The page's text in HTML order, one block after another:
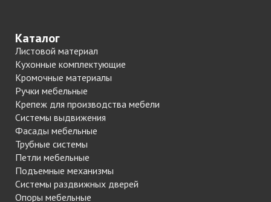
Каталог
Листовой материал
Кухонные комплектующие
Кромочные материалы
Ручки мебельные
Крепеж для производства мебели
Системы выдвижения
Фасады мебельные
Трубные системы
Петли мебельные
Подъемные механизмы
Системы раздвижных дверей
Опоры мебельные